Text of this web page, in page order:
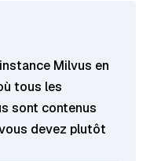
Milvus en
tous les
sont contenus
devez plutôt